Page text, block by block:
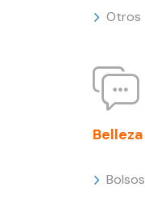
Otros
Belleza
Bolsos